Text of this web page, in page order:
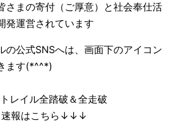
さまの寄付（ご厚意）と社会奉仕活
発運営されています
の公式SNSへは、画面下のアイコン
ます(*^^*)
レイル全踏破＆全走破
速報はこちら↓↓↓